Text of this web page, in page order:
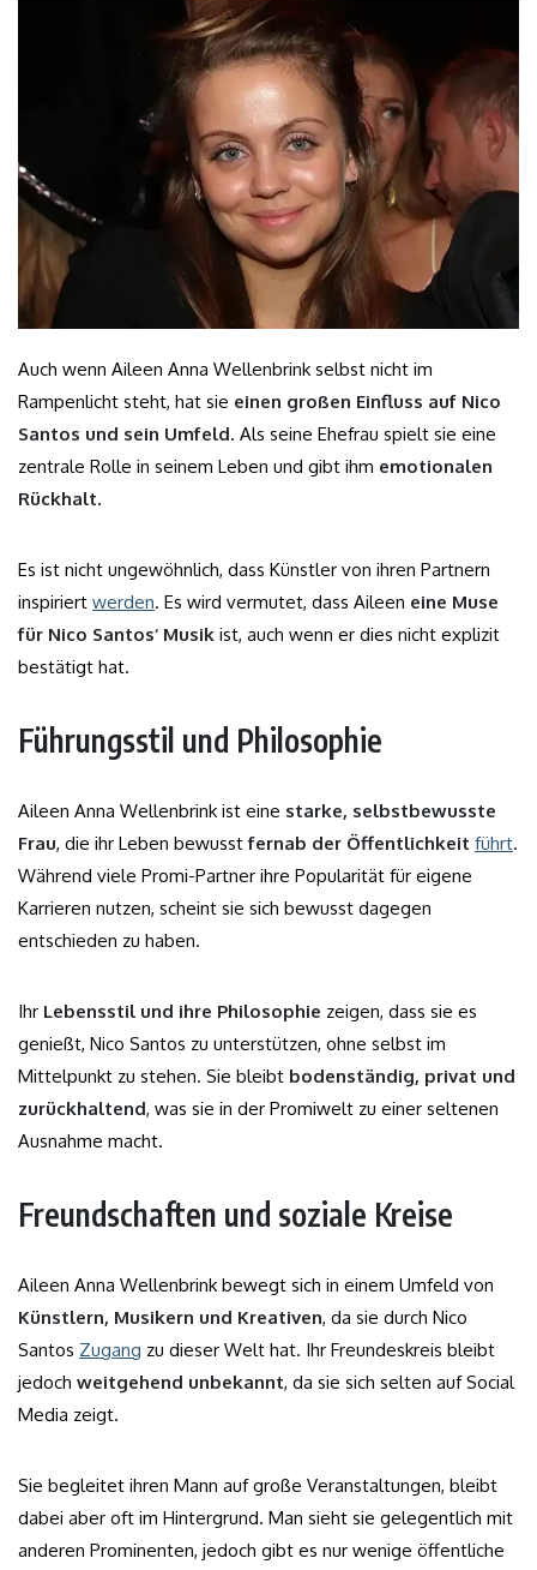
Auch wenn Aileen Anna Wellenbrink selbst nicht im
Rampenlicht steht, hat sie einen großen Einfluss auf Nico
Santos und sein Umfeld. Als seine Ehefrau spielt sie eine
zentrale Rolle in seinem Leben und gibt ihm emotionalen
Rückhalt.
Es ist nicht ungewöhnlich, dass Künstler von ihren Partnern
inspiriert werden. Es wird vermutet, dass Aileen eine Muse
für Nico Santos‘ Musik ist, auch wenn er dies nicht explizit
bestätigt hat.
Führungsstil und Philosophie
Aileen Anna Wellenbrink ist eine starke, selbstbewusste
Frau, die ihr Leben bewusstfernab der Öffentlichkeit führt.
Während viele Promi-Partner ihre Popularität für eigene
Karrieren nutzen, scheint sie sich bewusst dagegen
entschieden zu haben.
Ihr Lebensstil und ihre Philosophie zeigen, dass sie es
genießt, Nico Santos zu unterstützen, ohne selbst im
Mittelpunkt zu stehen. Sie bleibt bodenständig, privat und
zurückhaltend, was sie in der Promiwelt zu einer seltenen
Ausnahme macht.
Freundschaften und soziale Kreise
Aileen Anna Wellenbrink bewegt sich in einem Umfeld von
Künstlern, Musikern und Kreativen, da sie durch Nico
Santos Zugang zu dieser Welt hat. Ihr Freundeskreis bleibt
jedoch weitgehend unbekannt, da sie sich selten auf Social
Media zeigt.
Sie begleitet ihren Mann auf große Veranstaltungen, bleibt
dabei aber oft im Hintergrund. Man sieht sie gelegentlich mit
anderen Prominenten, jedoch gibt es nur wenige öffentliche